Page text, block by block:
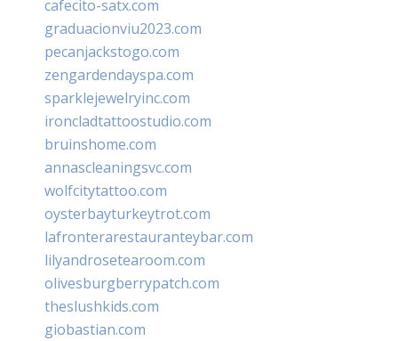
cafecito-satx.com
graduacionviu2023.com
pecanjackstogo.com
zengardendayspa.com
sparklejewelryinc.com
ironcladtattoostudio.com
bruinshome.com
annascleaningsvc.com
wolfcitytattoo.com
oysterbayturkeytrot.com
lafronterarestauranteybar.com
lilyandrosetearoom.com
olivesburgberrypatch.com
theslushkids.com
giobastian.com